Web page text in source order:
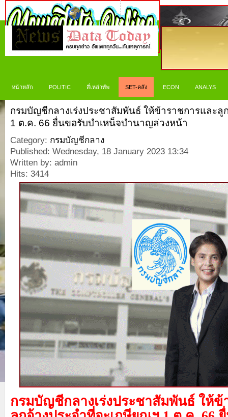
หน้าหลัก POLITIC สี่เหล่าทัพ SET-คลัง ECON ANALYS
กรมบัญชีกลางเร่งประชาสัมพันธ์ ให้ข้าราชการและลู
1 ต.ค. 66 ยื่นขอรับบำเหน็จบำนาญล่วงหน้า
Category: กรมบัญชีกลาง
Published: Wednesday, 18 January 2023 13:34
Written by: admin
Hits: 3414
กรมบัญชีกลางเร่งประชาสัมพันธ์ ให้ข้